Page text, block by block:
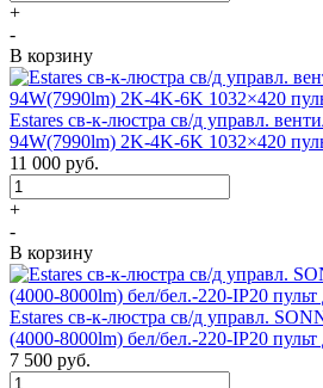
+
-
В корзину
Estares св-к-люстра св/д управл.
94W(7990lm) 2K-4K-6K 1032×420
11 000 руб.
+
-
В корзину
Estares св-к-люстра св/д управл.
(4000-8000lm) бел/бел.-220-IP20
7 500 руб.